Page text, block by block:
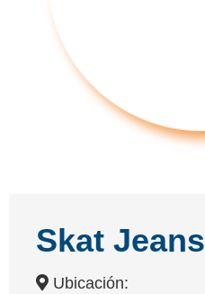
Skat Jeans
Ubicación: